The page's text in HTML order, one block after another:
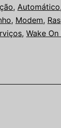
, Automático,
, Modem,
, Wake On